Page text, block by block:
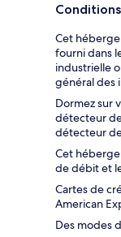
Conditions
Cet
fourni dans
industrielle
général des
Dormez sur
détecteur
détecteur
Cet
de débit et
Cartes de
American
Des modes